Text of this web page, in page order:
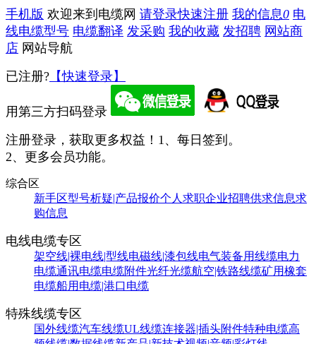
手机版 欢迎来到电缆网 请登录快速注册 我的信息0 电
线电缆型号 电缆翻译 发采购 我的收藏 发招聘 网站商
店 网站导航
已注册? 【快速登录】
用第三方扫码登录
注册登录，获取更多权益！ 1、每日签到。
2、更多会员功能。
综合区
新手区型号析疑|产品报价个人求职企业招聘供求信息求
购信息
电线电缆专区
架空线|裸电线|型线电磁线|漆包线电气装备用线缆电力
电缆通讯电缆电缆附件光纤光缆航空|铁路线缆矿用橡套
电缆船用电缆|港口电缆
特殊线缆专区
国外线缆汽车线缆UL线缆连接器|插头附件特种电缆高